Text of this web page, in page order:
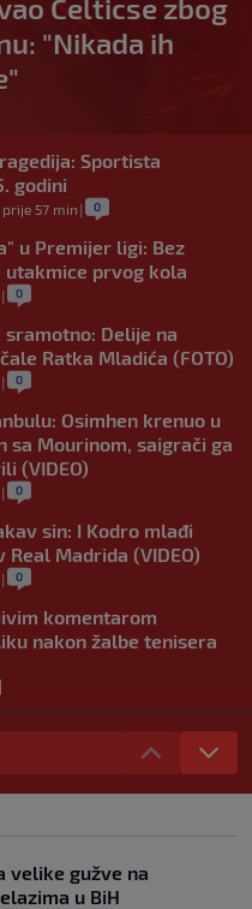
Celticse zbog
"Nikada ih
Sportista
godini
prije 57 min | 0
u Premijer ligi: Bez
utakmice prvog kola
| 0
sramotno: Delije na
Ratka Mladića (FOTO)
| 0
Osimhen krenuo u
sa Mourinom, saigrači ga
(VIDEO)
| 0
sin: I Kodro mlađi
Madrida (VIDEO)
| 0
komentarom
nakon žalbe tenisera
Navijač utrčao na teren i
fudbalere (VIDEO)
0
velike gužve na
u BiH